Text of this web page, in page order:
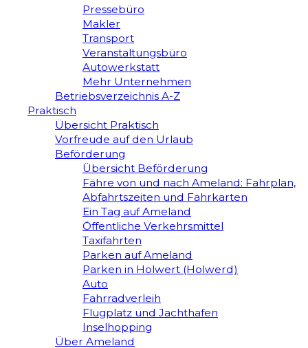
Pressebüro
Makler
Transport
Veranstaltungsbüro
Autowerkstatt
Mehr Unternehmen
Betriebsverzeichnis A-Z
Praktisch
Übersicht Praktisch
Vorfreude auf den Urlaub
Beförderung
Übersicht Beförderung
Fähre von und nach Ameland: Fahrplan,
Abfahrtszeiten und Fahrkarten
Ein Tag auf Ameland
Öffentliche Verkehrsmittel
Taxifahrten
Parken auf Ameland
Parken in Holwert (Holwerd)
Auto
Fahrradverleih
Flugplatz und Jachthafen
Inselhopping
Über Ameland